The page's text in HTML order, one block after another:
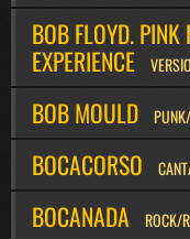
BOB FLOYD.
EXPERIENCE
BOB MOULD
BOCACORSO
BOCANADA ROCK/